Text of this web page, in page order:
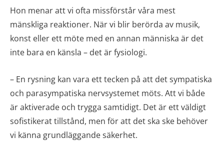
Hon menar att vi ofta missförstår våra mest
mänskliga reaktioner. När vi blir berörda av musik,
konst eller ett möte med en annan människa är det
inte bara en känsla – det är fysiologi.
– En rysning kan vara ett tecken på att det sympatiska
och parasympatiska nervsystemet möts. Att vi både
är aktiverade och trygga samtidigt. Det är ett väldigt
sofistikerat tillstånd, men för att det ska ske behöver
vi känna grundläggande säkerhet.